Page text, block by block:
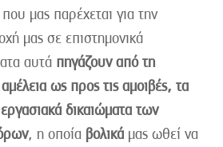
μας παρέχεται για την
μας σε επιστημονικά
αυτά πηγάζουν από τη
ως προς τις αμοιβές, τα
δικαιώματα των
, η οποία βολικά μας ωθεί να